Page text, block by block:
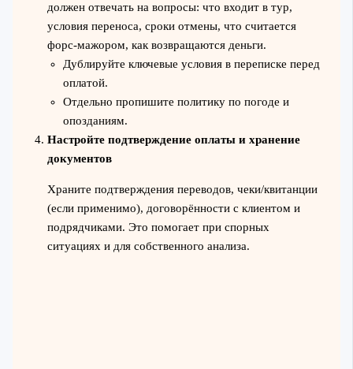
должен отвечать на вопросы: что входит в тур,
условия переноса, сроки отмены, что считается
форс-мажором, как возвращаются деньги.
Дублируйте ключевые условия в переписке перед
оплатой.
Отдельно пропишите политику по погоде и
опозданиям.
Настройте подтверждение оплаты и хранение
документов
Храните подтверждения переводов, чеки/квитанции
(если применимо), договорённости с клиентом и
подрядчиками. Это помогает при спорных
ситуациях и для собственного анализа.